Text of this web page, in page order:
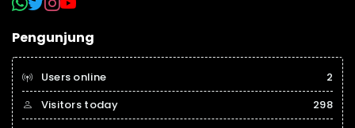
Pengunjung
Users online
2
Visitors today
298